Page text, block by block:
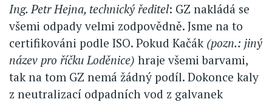
Ing. Petr Hejna, technický ředitel: GZ nakládá se
všemi odpady velmi zodpovědně. Jsme na to
certifikováni podle ISO. Pokud Kačák (pozn.: jiný
název pro říčku Loděnice) hraje všemi barvami,
tak na tom GZ nemá žádný podíl. Dokonce kaly
z neutralizací odpadních vod z galvanek